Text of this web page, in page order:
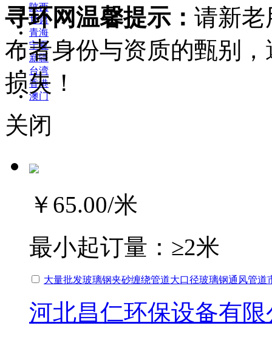
陕西
甘肃
青海
宁夏
新疆
台湾
香港
澳门
寻环网温馨提示： 请新老
布者身份与资质的甄别
损失！
关闭
￥65.00/米
最小起订量： ≥2米
大量批发玻璃钢夹砂缠绕管道大口径玻璃钢通风管道
河北昌仁环保设备有限